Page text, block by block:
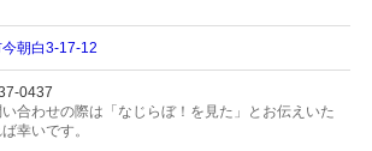
朝白3-17-12
0437
合わせの際は「なじらぼ！を見た」とお伝えいた
幸いです。